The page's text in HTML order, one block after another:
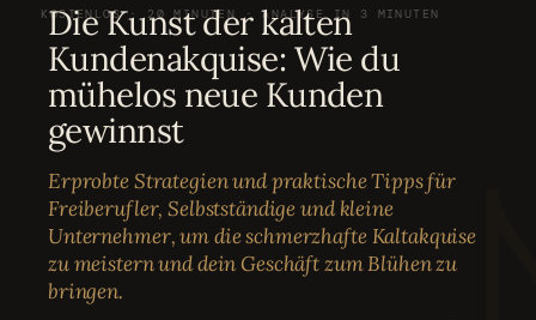
Podcasts
04 Bewertungen
05 Karriere
06 Partnerprogramm
KOSTENLOS · 20 MINUTEN · ANALYSE IN 3 MINUTEN
Die Kunst der kalten
Kundenakquise: Wie du
mühelos neue Kunden
gewinnst
Erprobte Strategien und praktische Tipps für
Freiberufler, Selbstständige und kleine
Unternehmer, um die schmerzhafte Kaltakquise
zu meistern und dein Geschäft zum Blühen zu
bringen.